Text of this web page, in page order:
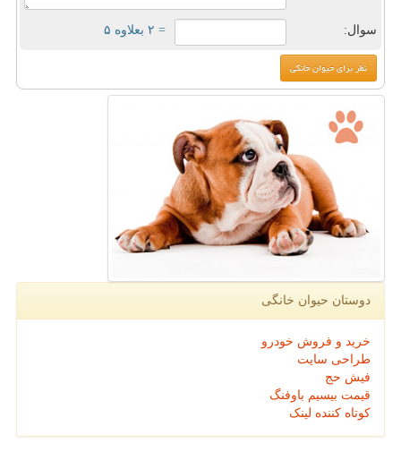
سوال: = ۲ بعلاوه ۵
دوستان حیوان خانگی
خرید و فروش خودرو
طراحی سایت
فیش حج
قیمت بیسیم باوفنگ
کوتاه کننده لینک